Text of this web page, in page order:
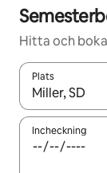
Hitta och
Plats
När
Incheckning